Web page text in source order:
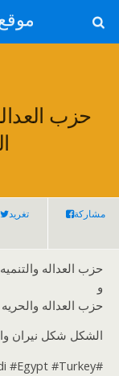
حزب
مشاركة تغريد
حزب العداله
و
حزب العداله
الشكل شكل نيران
#arabspring #Q8 #saudi #Egypt #Turkey